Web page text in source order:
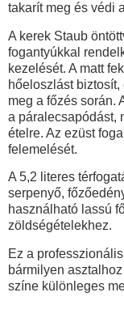
takarít meg és védi
A kerek Staub
fogantyúkkal
kezelését. A matt
hőeloszlást
meg a főzés során.
a páralecsapódást,
ételre. Az ezüst
felemelését.
A 5,2 literes
serpenyő,
használható lassú
zöldségételekhez.
Ez a
bármilyen
színe különleges